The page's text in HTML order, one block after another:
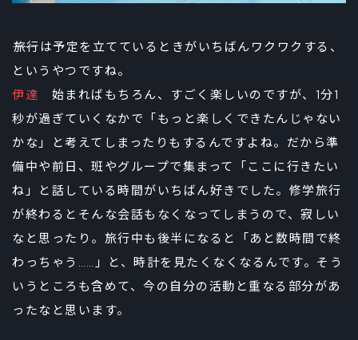
――旅行は予定を立てているときがいちばんワクワクする、
というやつですね。
伊達 始まればもちろん、すごく楽しいのですが、1分1
秒が過ぎていくなかで「もっと楽しくできたんじゃない
かな」と考えてしまったりもするんですよね。だから準
備中や前日、班やグループで集まって「ここに行きたい
ね」と話している時間がいちばん好きでした。修学旅行
が終わるとそんな会話もなくなってしまうので、寂しい
なと思ったり。旅行中も後半になると「あと数時間で終
わっちゃう……」と、時計を見たくなくなるんです。そう
いうところも含めて、今の自分の活動と重なる部分があ
ったなと思います。